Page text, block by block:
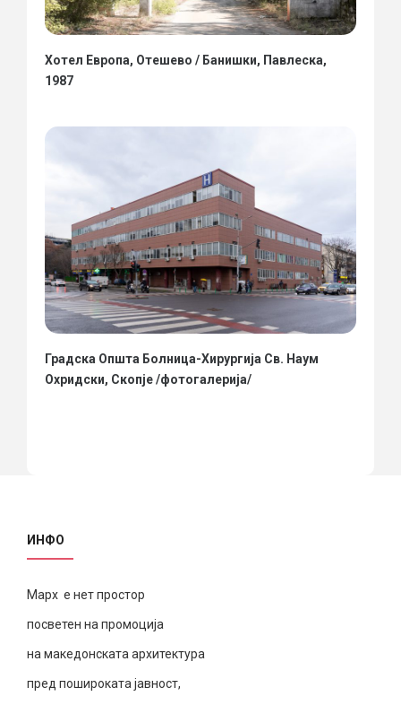
Хотел Европа, Отешево / Банишки, Павлеска,
1987
Градска Општа Болница-Хирургија Св. Наум
Охридски, Скопје /фотогалерија/
ИНФО
Марх е нет простор
посветен на промоција
на македонската архитектура
пред пошироката јавност,